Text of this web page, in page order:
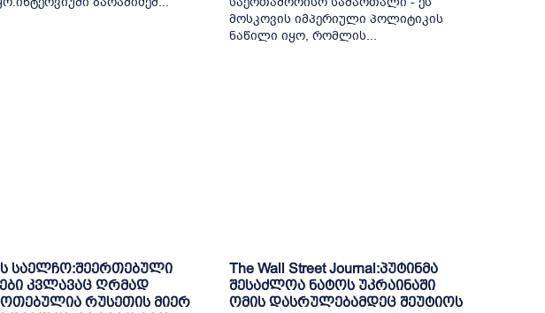
მოსკოვის იმპერიული პოლიტიკის
ნაწილი იყო, რომლის...
საელჩო:შეერთებული
კვლავაც ღრმად
რუსეთის მიერ
The Wall Street Journal:პუტინმა
შესაძლოა ნატოს უკრაინაში
ომის დასრულებამდეც შეუტიოს